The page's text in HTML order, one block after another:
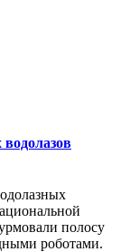
полосу
роботами.